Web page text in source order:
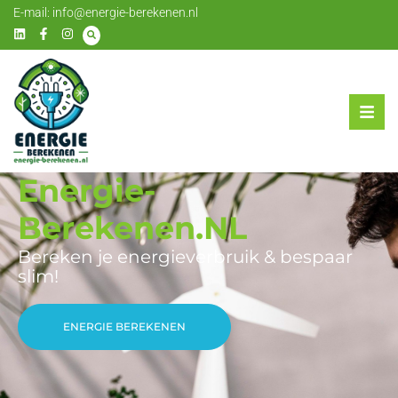
E-mail: info@energie-berekenen.nl
Energie-
Berekenen.NL
Bereken je energieverbruik & bespaar
slim!
ENERGIE BEREKENEN